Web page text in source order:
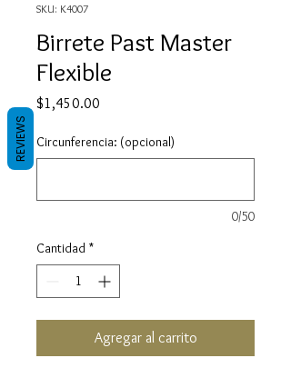
SKU: K4007
Birrete Past Master
Flexible
$1,450.00
Circunferencia: (opcional)
0/50
Cantidad *
Agregar al carrito
REVIEWS